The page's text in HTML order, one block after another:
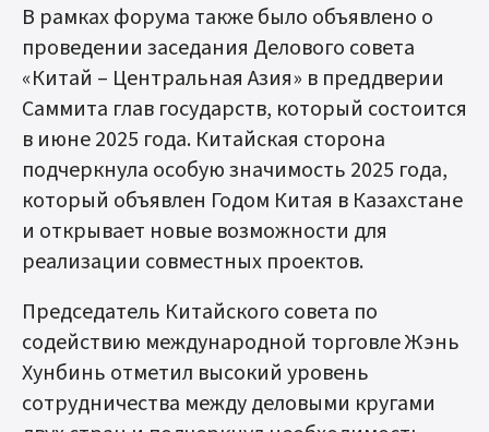
В рамках форума также было объявлено о
проведении заседания Делового совета
«Китай – Центральная Азия» в преддверии
Саммита глав государств, который состоится
в июне 2025 года. Китайская сторона
подчеркнула особую значимость 2025 года,
который объявлен Годом Китая в Казахстане
и открывает новые возможности для
реализации совместных проектов.
Председатель Китайского совета по
содействию международной торговле Жэнь
Хунбинь отметил высокий уровень
сотрудничества между деловыми кругами